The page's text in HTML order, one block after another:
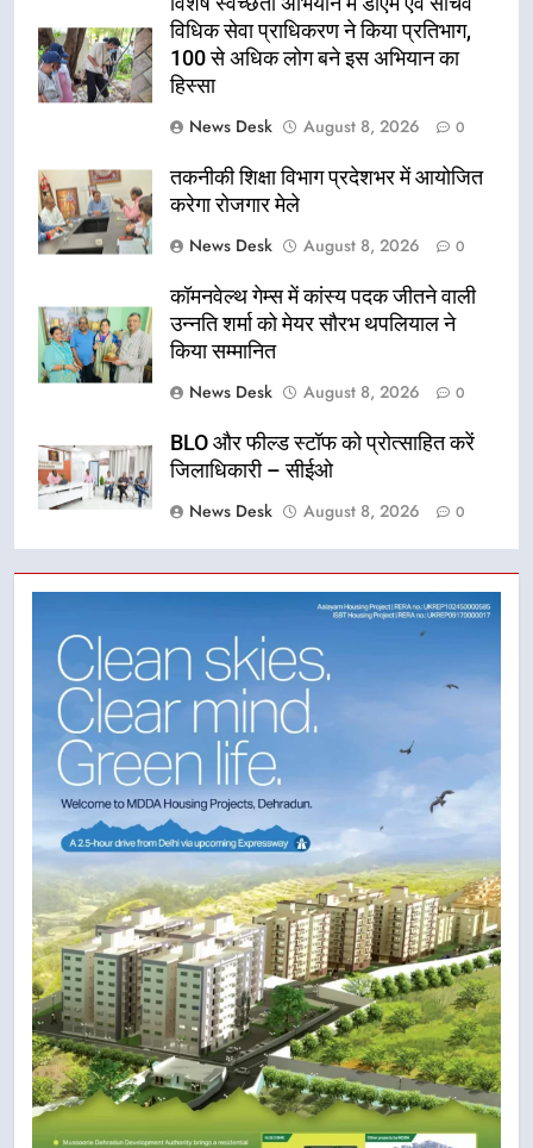
विधिक सेवा प्राधिकरण ने किया प्रतिभाग,
100 से अधिक लोग बने इस अभियान का
हिस्सा
News Desk
August 8, 2026 0
तकनीकी शिक्षा विभाग प्रदेशभर में आयोजित
करेगा रोजगार मेले
News Desk
August 8, 2026 0
कॉमनवेल्थ गेम्स में कांस्य पदक जीतने वाली
उन्नति शर्मा को मेयर सौरभ थपलियाल ने
किया सम्मानित
News Desk
August 8, 2026 0
BLO और फील्ड स्टॉफ को प्रोत्साहित करें
जिलाधिकारी – सीईओ
News Desk
August 8, 2026 0